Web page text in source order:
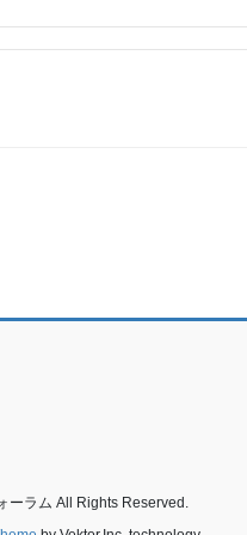
ラム All Rights Reserved.